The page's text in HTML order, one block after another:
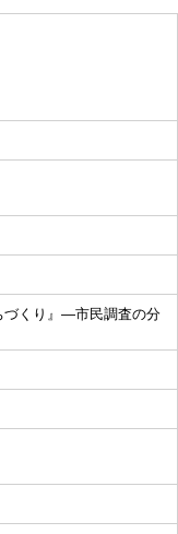
づくり』―市民調査の分